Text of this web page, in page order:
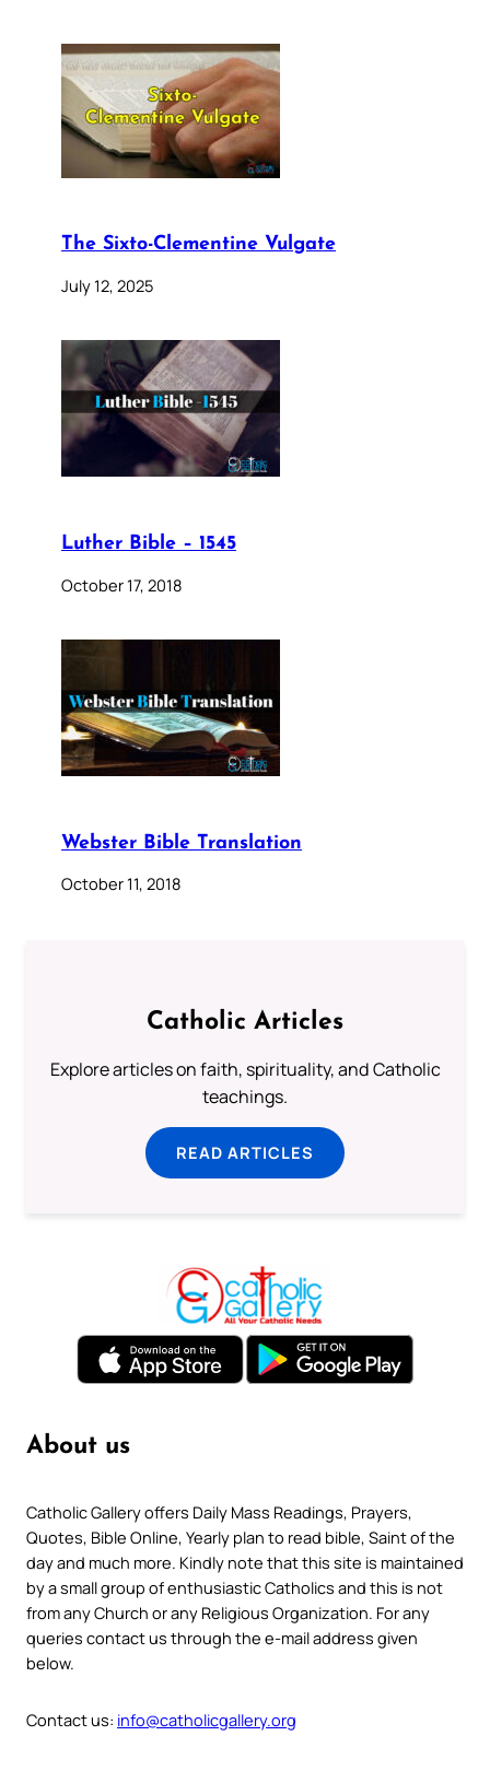
The Sixto-Clementine Vulgate
July 12, 2025
Luther Bible – 1545
October 17, 2018
Webster Bible Translation
October 11, 2018
Catholic Articles
Explore articles on faith, spirituality, and Catholic
teachings.
READ ARTICLES
About us
Catholic Gallery offers Daily Mass Readings, Prayers,
Quotes, Bible Online, Yearly plan to read bible, Saint of the
day and much more. Kindly note that this site is maintained
by a small group of enthusiastic Catholics and this is not
from any Church or any Religious Organization. For any
queries contact us through the e-mail address given
below.
Contact us: info@catholicgallery.org